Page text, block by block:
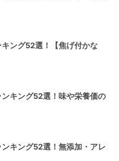
ング52選！【焦げ付かな
キング52選！味や栄養価の
キング52選！無添加・アレ